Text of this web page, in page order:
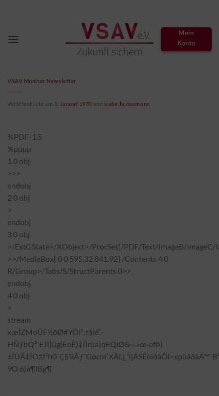
Mein
Konto
VSAV Monitor Newsletter
Veröffentlicht am 1. Januar 1970 von isabella.naumann
%PDF-1.5
%µµµµ
1 0 obj
>>>
endobj
2 0 obj
>
endobj
3 0 obj
>/ExtGState>/XObject>/ProcSet[/PDF/Text/ImageB/ImageC/
>>/MediaBox[ 0 0 595.32 841.92] /Contents 4 0
R/Group>/Tabs/S/StructParents 0>>
endobj
4 0 obj
>
stream
xœÍZMoÛF½ðØ#YÔî¹,±§iê“­
HÑƒbQ²`EJI)üg{ÉoÈ)‡ÎÌrùa)qEQiØ&—»œ·ofÞ)
9O.6)à¶lBg¶